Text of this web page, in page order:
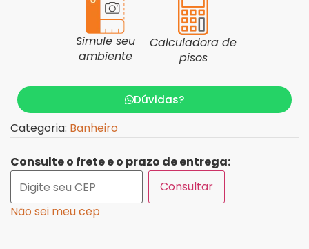
Simule seu
ambiente
Calculadora de
pisos
Dúvidas?
Categoria: Banheiro
Consulte o frete e o prazo de entrega:
Consultar
Não sei meu cep